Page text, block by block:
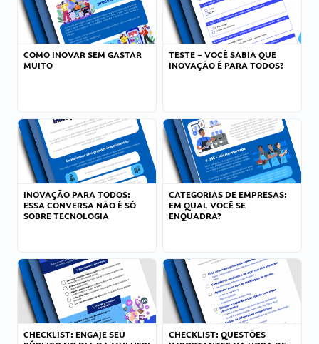
COMO INOVAR SEM GASTAR
MUITO
TESTE – VOCÊ SABIA QUE
INOVAÇÃO É PARA TODOS?
INOVAÇÃO PARA TODOS:
ESSA CONVERSA NÃO É SÓ
SOBRE TECNOLOGIA
CATEGORIAS DE EMPRESAS:
EM QUAL VOCÊ SE
ENQUADRA?
CHECKLIST: ENGAJE SEU
CHECKLIST: QUESTÕES